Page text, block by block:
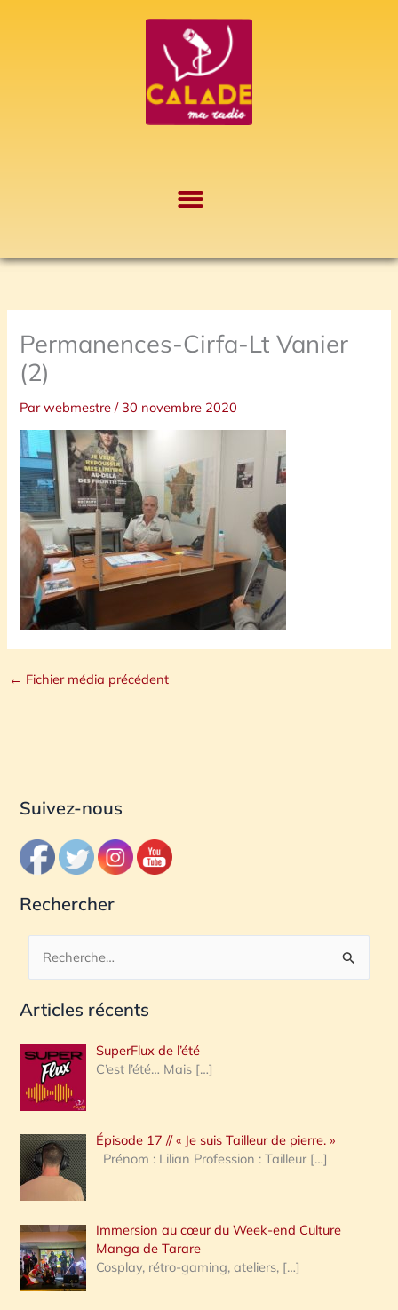
Permanences-Cirfa-Lt Vanier
(2)
Parwebmestre/ 30 novembre 2020
← Fichier média précédent
Suivez-nous
Rechercher
c
e
r
c
h
e
:
Articles récents
SuperFlux de l’été
C’est l’été… Mais […]
Épisode 17 // « Je suis Tailleur de pierre. »
Prénom : Lilian Profession : Tailleur […]
Immersion au cœur du Week-end Culture
Manga de Tarare
Cosplay, rétro-gaming, ateliers, […]